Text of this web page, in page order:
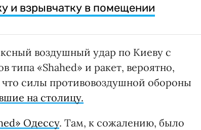
и взрывчатку в помещении
воздушный удар по Киеву с
«Shahed» и ракет, вероятно,
силы противовоздушной обороны
на столицу.
Одессу. Там, к сожалению, было